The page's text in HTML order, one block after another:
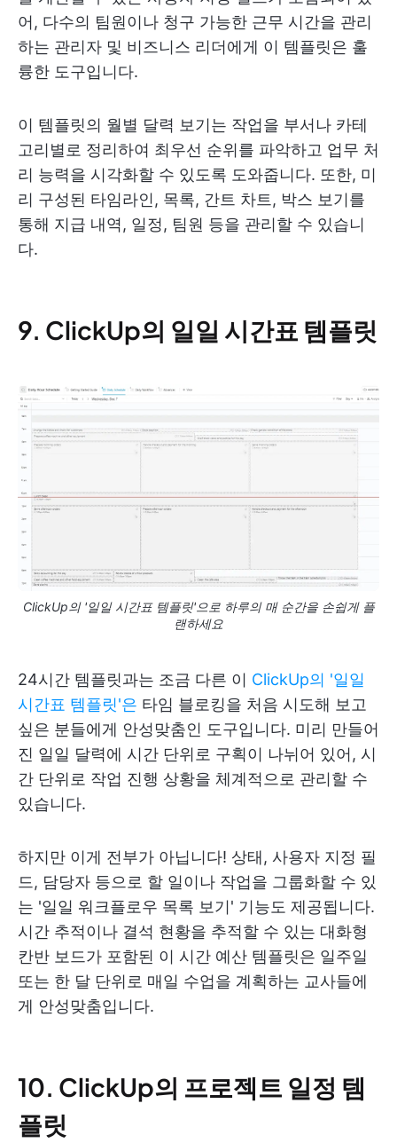
어, 다수의 팀원이나 청구 가능한 근무 시간을 관리
하는 관리자 및 비즈니스 리더에게 이 템플릿은 훌
륭한 도구입니다.
이 템플릿의 월별 달력 보기는 작업을 부서나 카테
고리별로 정리하여 최우선 순위를 파악하고 업무 처
리 능력을 시각화할 수 있도록 도와줍니다. 또한, 미
리 구성된 타임라인, 목록, 간트 차트, 박스 보기를
통해 지급 내역, 일정, 팀원 등을 관리할 수 있습니
다.
9. ClickUp의 일일 시간표 템플릿
ClickUp의 '일일 시간표 템플릿'으로 하루의 매 순간을 손쉽게 플
랜하세요
24시간 템플릿과는 조금 다른 이 ClickUp의 '일일
시간표 템플릿'은 타임 블로킹을 처음 시도해 보고
싶은 분들에게 안성맞춤인 도구입니다. 미리 만들어
진 일일 달력에 시간 단위로 구획이 나뉘어 있어, 시
간 단위로 작업 진행 상황을 체계적으로 관리할 수
있습니다.
하지만 이게 전부가 아닙니다! 상태, 사용자 지정 필
드, 담당자 등으로 할 일이나 작업을 그룹화할 수 있
는 '일일 워크플로우 목록 보기' 기능도 제공됩니다.
시간 추적이나 결석 현황을 추적할 수 있는 대화형
칸반 보드가 포함된 이 시간 예산 템플릿은 일주일
또는 한 달 단위로 매일 수업을 계획하는 교사들에
게 안성맞춤입니다.
10. ClickUp의 프로젝트 일정 템
플릿